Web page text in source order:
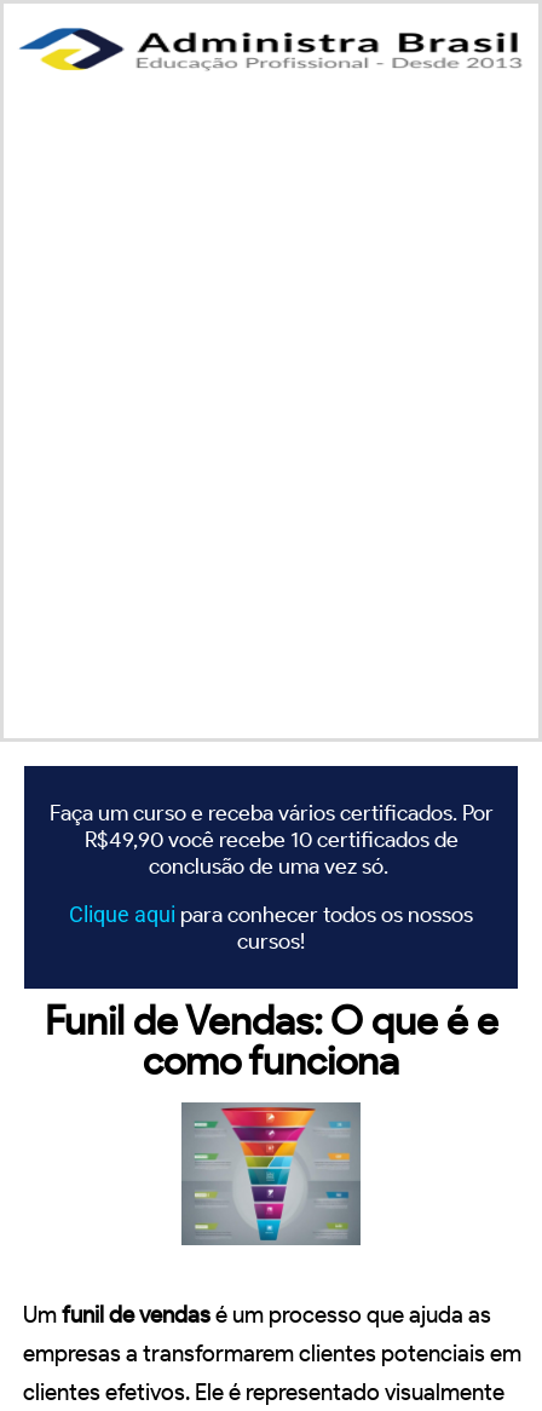
Faça um curso e receba vários certificados. Por
R$49,90 você recebe 10 certificados de
conclusão de uma vez só.
Clique aqui para conhecer todos os nossos
cursos!
Funil de Vendas: O que é e
como funciona
Umfunil de vendasé um processo que ajuda as
empresas a transformarem clientes potenciais em
clientes efetivos. Ele é representado visualmente